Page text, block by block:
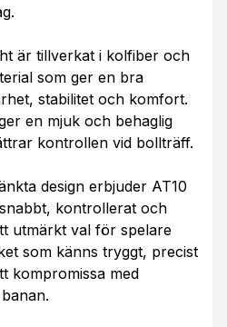
är tillverkat i kolfiber och
som ger en bra
stabilitet och komfort.
en mjuk och behaglig
kontrollen vid bollträff.
design erbjuder AT10
kontrollerat och
utmärkt val för spelare
som känns tryggt, precist
kompromissa med